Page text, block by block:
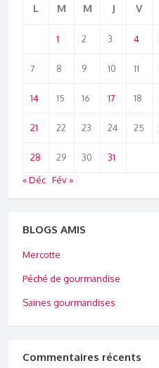
L M M J V
1 2 3 4
7 8 9 10 11
14 15 16 17 18
21 22 23 24 25
28 29 30
31
« Déc Fév »
BLOGS AMIS
Mercotte
Péché de gourmandise
Saines gourmandises
Commentaires récents